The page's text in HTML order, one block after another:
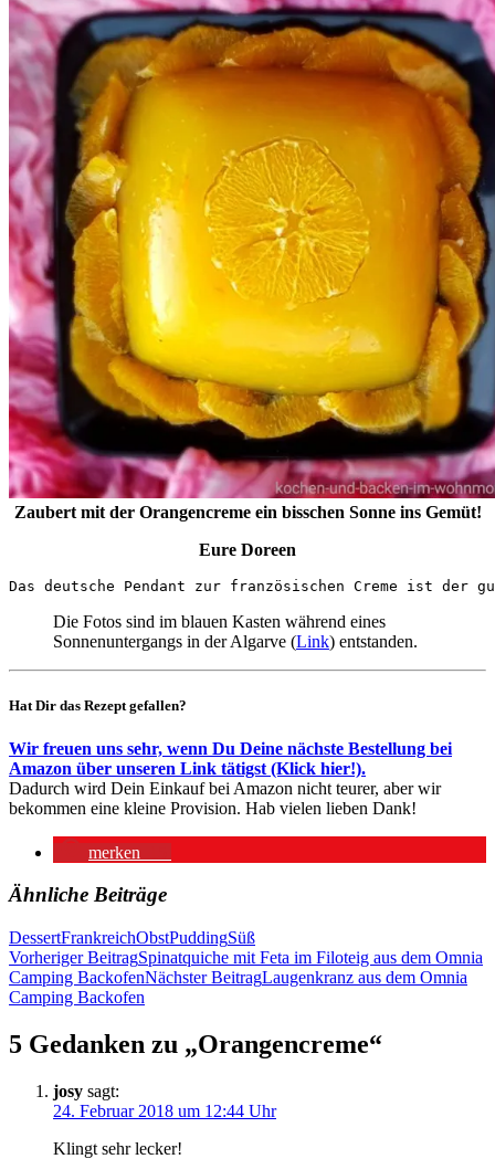
Zaubert mit der Orangencreme ein bisschen Sonne ins Gemüt!
Eure Doreen
Das deutsche Pendant zur französischen Creme ist der
Die Fotos sind im blauen Kasten während eines
Sonnenuntergangs in der Algarve (Link) entstanden.
Hat Dir das Rezept gefallen?
Wir freuen uns sehr, wenn Du Deine nächste Bestellung bei
Amazon über unseren Link tätigst (Klick hier!).
Dadurch wird Dein Einkauf bei Amazon nicht teurer, aber wir
bekommen eine kleine Provision. Hab vielen lieben Dank!
merken
Ähnliche Beiträge
DessertFrankreichObstPuddingSüß
Beitragsnavigation
Vorheriger BeitragSpinatquiche mit Feta im Filoteig aus dem Omnia
Camping BackofenNächster BeitragLaugenkranz aus dem Omnia
Camping Backofen
5 Gedanken zu „Orangencreme“
josy sagt:
24. Februar 2018 um 12:44 Uhr
Klingt sehr lecker!